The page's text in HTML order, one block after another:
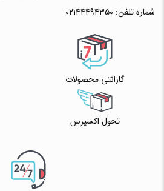
✧ چت با پشتیبان واتس آپ
شماره تلفن: ۰۲۱۴۴۴۹۴۳۵۰
گارانتی محصولات
تحول اکسپرس